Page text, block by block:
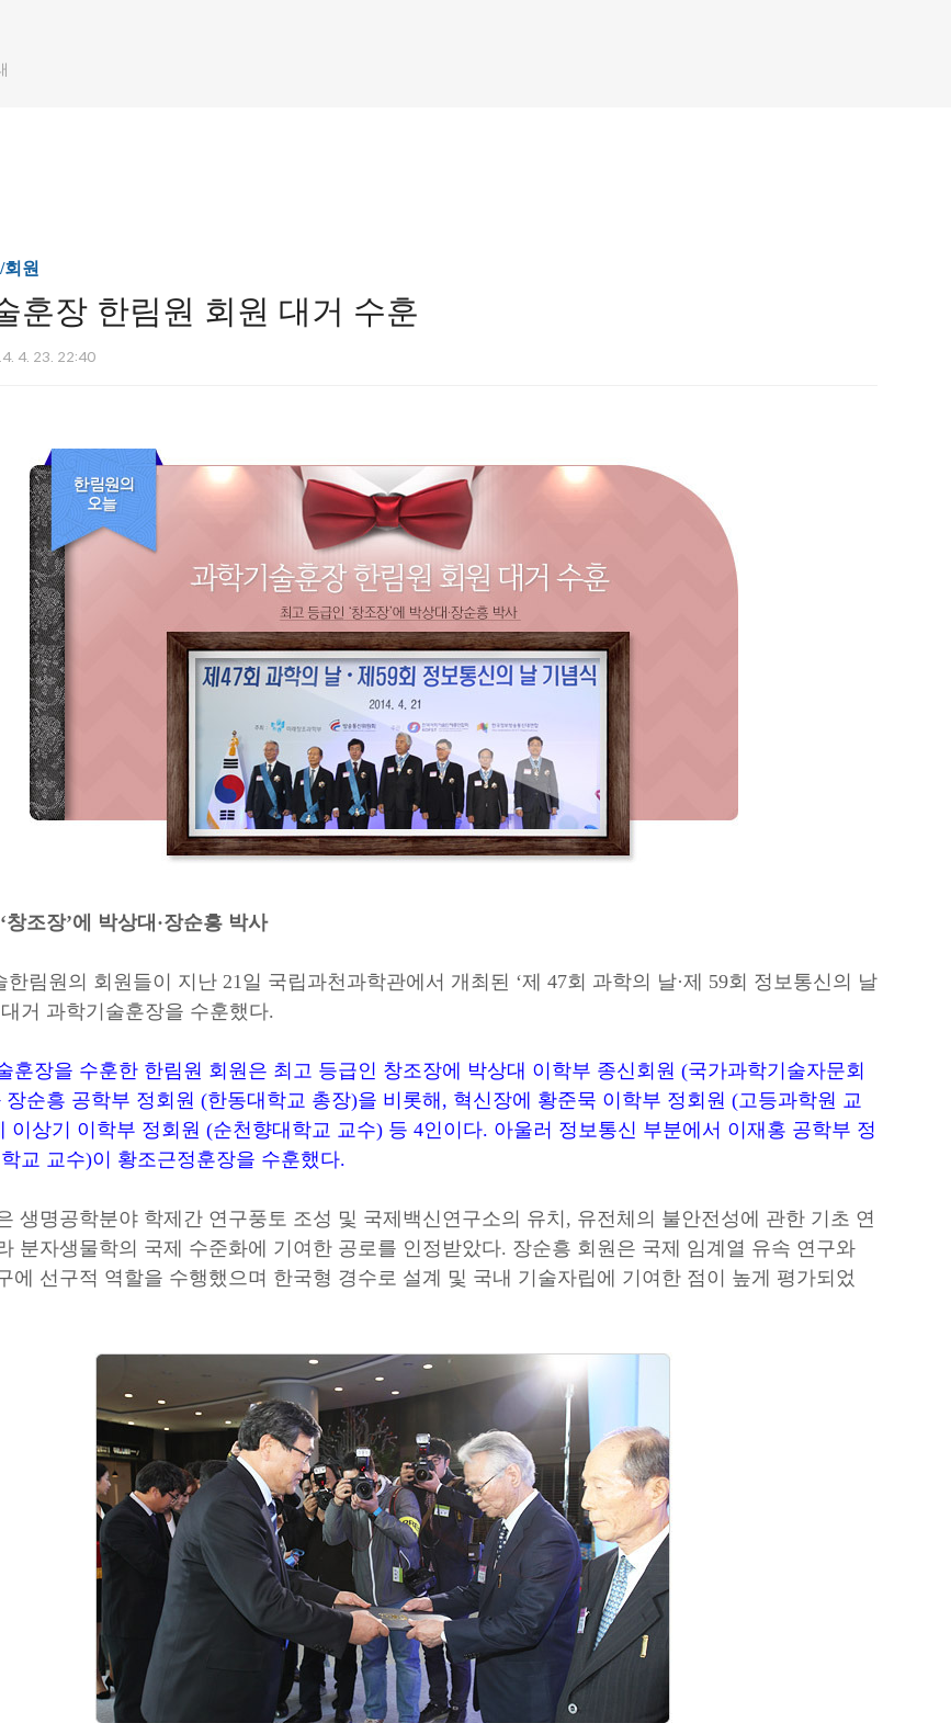
원
훈장 한림원 회원 대거 수훈
4. 23. 22:40
창조장’에 박상대·장순흥 박사
한림원의 회원들이 지난 21일 국립과천과학관에서 개최된 ‘제 47회 과학의 날·제 59회 정보통신의 날
거 과학기술훈장을 수훈했다.
훈장을 수훈한 한림원 회원은 최고 등급인 창조장에 박상대 이학부 종신회원 (국가과학기술자문회
장순흥 공학부 정회원 (한동대학교 총장)을 비롯해, 혁신장에 황준묵 이학부 정회원 (고등과학원 교
이상기 이학부 정회원 (순천향대학교 교수)등 4인이다. 아울러 정보통신 부분에서 이재홍 공학부 정
교 교수)이 황조근정훈장을 수훈했다.
생명공학분야 학제간 연구풍토 조성 및 국제백신연구소의 유치, 유전체의 불안전성에 관한 기초 연
분자생물학의 국제 수준화에 기여한 공로를 인정받았다. 장순흥 회원은 국제 임계열 유속 연구와
에 선구적 역할을 수행했으며 한국형 경수로 설계 및 국내 기술자립에 기여한 점이 높게 평가되었